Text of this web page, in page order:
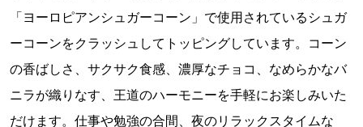
「ヨーロピアンシュガーコーン」で使用されているシュガ
ーコーンをクラッシュしてトッピングしています。コーン
の香ばしさ、サクサク食感、濃厚なチョコ、なめらかなバ
ニラが織りなす、王道のハーモニーを手軽にお楽しみいた
だけます。仕事や勉強の合間、夜のリラックスタイムな